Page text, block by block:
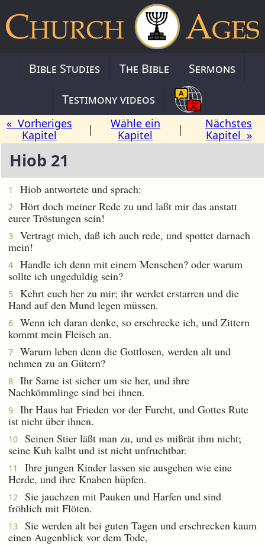
Bible Studies The Bible
Sermons
Testimony videos
« Vorheriges
Kapitel
|
Wähle ein
Kapitel
|
Nächstes
Kapitel »
Hiob 21
1 Hiob antwortete und sprach:
2
Hört doch meiner Rede zu und laßt mir das anstatt
eurer Tröstungen sein!
3
Vertragt mich, daß ich auch rede, und spottet darnach
mein!
4
Handle ich denn mit einem Menschen? oder warum
sollte ich ungeduldig sein?
5
Kehrt euch her zu mir; ihr werdet erstarren und die
Hand auf den Mund legen müssen.
6
Wenn ich daran denke, so erschrecke ich, und Zittern
kommt mein Fleisch an.
7
Warum leben denn die Gottlosen, werden alt und
nehmen zu an Gütern?
8
Ihr Same ist sicher um sie her, und ihre
Nachkömmlinge sind bei ihnen.
9
Ihr Haus hat Frieden vor der Furcht, und Gottes Rute
ist nicht über ihnen.
10
Seinen Stier läßt man zu, und es mißrät ihm nicht;
seine Kuh kalbt und ist nicht unfruchtbar.
11
Ihre jungen Kinder lassen sie ausgehen wie eine
Herde, und ihre Knaben hüpfen.
12
Sie jauchzen mit Pauken und Harfen und sind
fröhlich mit Flöten.
13
Sie werden alt bei guten Tagen und erschrecken kaum
einen Augenblick vor dem Tode,